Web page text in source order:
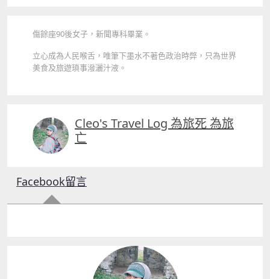
傷餘座90後女子，新聞專科畢業。
立心成為人民喉舌，唯筆下墨水不著色政治時弊，只為世界
美食及旅遊瑣事潑灑汁液。
Cleo's Travel Log 為旅死 為旅
亡
Facebook留言